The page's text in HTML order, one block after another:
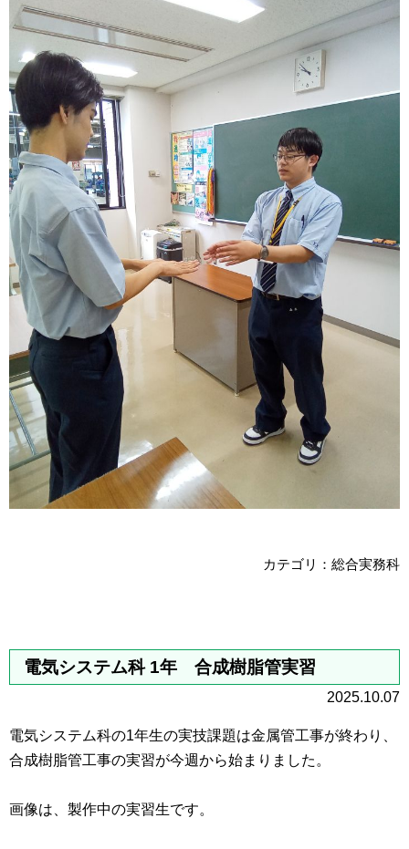
カテゴリ：総合実務科
電気システム科 1年 合成樹脂管実習
2025.10.07
電気システム科の1年生の実技課題は金属管工事が終わり、
合成樹脂管工事の実習が今週から始まりました。
画像は、製作中の実習生です。